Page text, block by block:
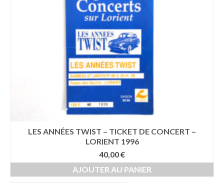
LES ANNÉES TWIST – TICKET DE CONCERT –
LORIENT 1996
40,00€
AJOUTER AU PANIER